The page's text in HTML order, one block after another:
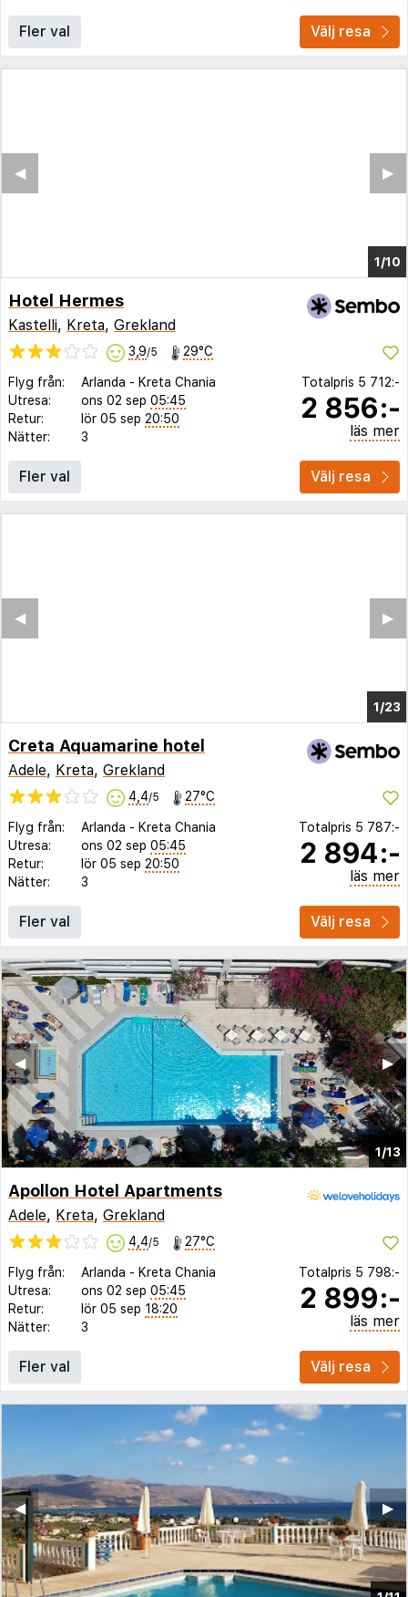
Fler val Välj resa
1/5
▶︎
◀︎
Hotel Hermes
Kastelli, Kreta, Grekland
3,9/5 29°C
Flyg från: Arlanda - Kreta Chania
Utresa:
ons 02 sep 05:45
Retur:
lör 05 sep 20:50
Nätter:
3
Totalpris 5 712:-
2 856:-
läs mer
Fler val Välj resa
1/18
▶︎
◀︎
Creta Aquamarine hotel
Adele, Kreta, Grekland
4,4/5 27°C
Flyg från: Arlanda - Kreta Chania
Utresa:
ons 02 sep 05:45
Retur:
lör 05 sep 20:50
Nätter:
3
Totalpris 5 787:-
2 894:-
läs mer
Fler val Välj resa
1/13
▶︎
◀︎
Apollon Hotel Apartments
Adele, Kreta, Grekland
4,4/5 27°C
Flyg från: Arlanda - Kreta Chania
Utresa:
ons 02 sep 05:45
Retur:
lör 05 sep 18:20
Nätter:
3
Totalpris 5 798:-
2 899:-
läs mer
Fler val Välj resa
▶︎
◀︎